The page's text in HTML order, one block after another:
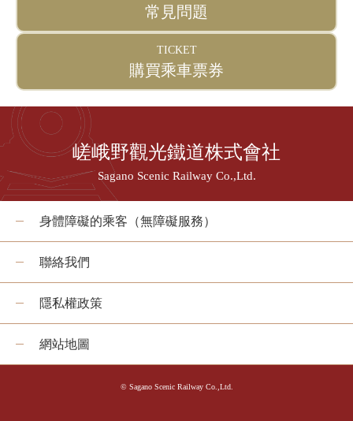
常見問題
TICKET
購買乘車票券
嵯峨野觀光鐵道株式會社
Sagano Scenic Railway Co.,Ltd.
身體障礙的乘客（無障礙服務）
聯絡我們
隱私權政策
網站地圖
© Sagano Scenic Railway Co.,Ltd.